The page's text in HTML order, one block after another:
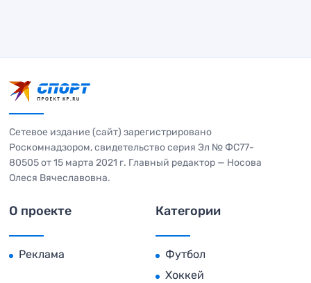
Сетевое издание (сайт) зарегистрировано
Роскомнадзором, свидетельство серия Эл № ФС77-
80505 от 15 марта 2021 г. Главный редактор — Носова
Олеся Вячеславовна.
О проекте
Реклама
Категории
Футбол
Хоккей